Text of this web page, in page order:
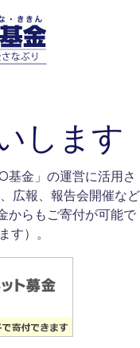
します
基金」の運営に活用さ
広報、報告会開催など
からもご寄付が可能で
）。